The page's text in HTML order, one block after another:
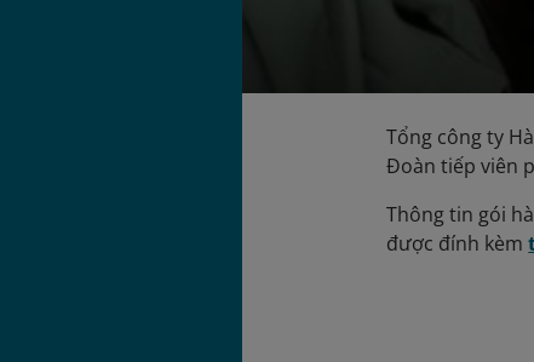
Tổng công ty
Đoàn tiếp viên
Thông tin gói
được đính kèm